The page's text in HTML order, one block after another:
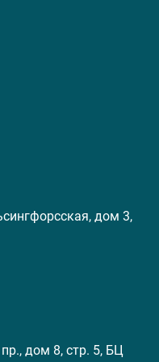
дом 3,
дом 8, стр. 5, БЦ